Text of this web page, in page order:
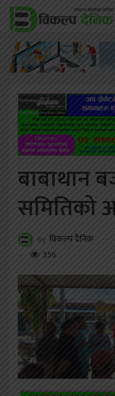
बाबाथान
समितिको
By विकल्प दैनिक
356